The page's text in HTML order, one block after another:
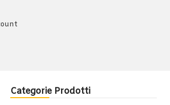
Categorie Prodotti